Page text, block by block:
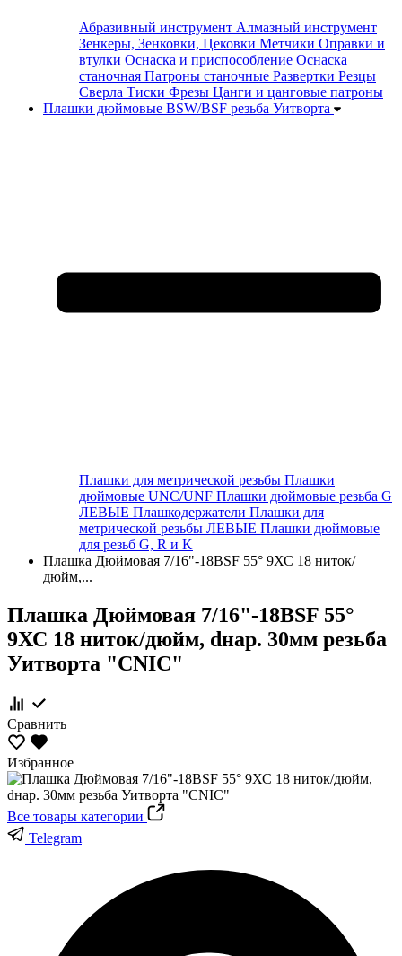
Абразивный инструмент Алмазный инструмент
Зенкеры, Зенковки, Цековки Метчики Оправки и
втулки Оснаска и приспособление Оснаска
станочная Патроны станочные Развертки Резцы
Сверла Тиски Фрезы Цанги и цанговые патроны
Плашки дюймовые BSW/BSF резьба Уитворта
Плашки для метрической резьбы Плашки
дюймовые UNC/UNF Плашки дюймовые резьба G
ЛЕВЫЕ Плашкодержатели Плашки для
метрической резьбы ЛЕВЫЕ Плашки дюймовые
для резьб G, R и K
Плашка Дюймовая 7/16"-18BSF 55° 9ХС 18 ниток/
дюйм,...
Плашка Дюймовая 7/16"-18BSF 55°
9ХС 18 ниток/дюйм, dнар. 30мм резьба
Уитворта "CNIC"
Сравнить
Избранное
Все товары категории
Telegram